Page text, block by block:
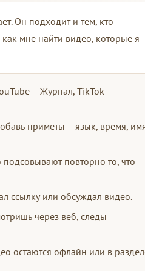
Он подходит и тем, кто
мне найти видео, которые я
– Журнал, TikTok –
приметы – язык, время,
повторно то, что
ссылку или обсуждал видео.
через веб, следы
остаются офлайн или в